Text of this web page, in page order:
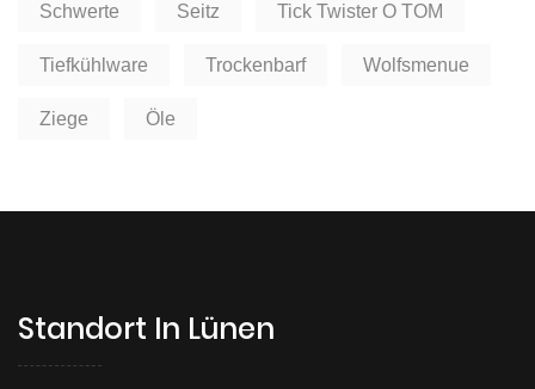
Schwerte Seitz Tick Twister O TOM
Tiefkühlware Trockenbarf Wolfsmenue
Ziege Öle
Standort In Lünen